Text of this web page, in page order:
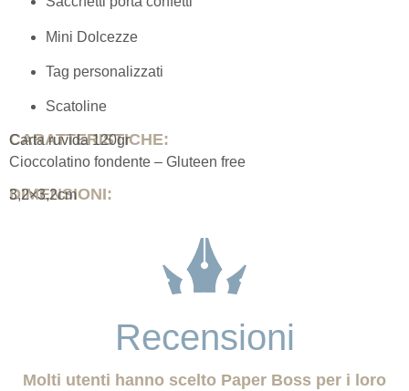
Mini Dolcezze
Tag personalizzati
Scatoline
CARATTERISTICHE:
Carta ruvida 120gr
Cioccolatino fondente – Gluteen free
DIMENSIONI:
3,2×3,2cm
Recensioni
Molti utenti hanno scelto Paper Boss per i loro